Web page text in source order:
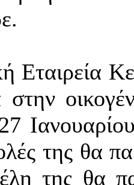
Εταιρεία
στην
της θα
της θα